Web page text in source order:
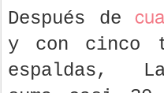
Después de
y con cinco
espaldas,